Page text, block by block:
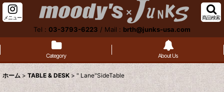
メニュー
Tel : 03-3793-6223 / Mail : brth@junks-usa.com
商品検索
Category About Us
ホーム > TABLE & DESK > " Lane"SideTable